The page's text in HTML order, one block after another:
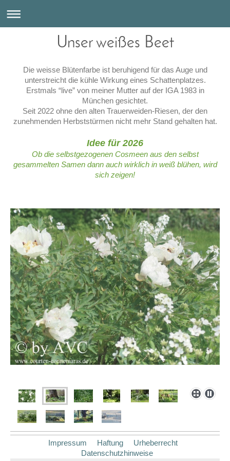
Unser weißes Beet
Die weisse Blütenfarbe ist beruhigend für das Auge und
unterstreicht die kühle Wirkung eines Schattenplatzes.
Erstmals “live” von meiner Mutter auf der IGA 1983 in
München gesichtet.
Seit 2022 ohne den alten Trauerweiden-Riesen, der den
zunehmenden Herbststürmen nicht mehr Stand gehalten hat.
Idee für 2026
Ob die selbstgezogenen Cosmeen aus den selbst
gesammelten Samen dann auch wirklich in weiß blühen, wird
sich zeigen!
Impressum Haftung
Urheberrecht
Datenschutzhinweise